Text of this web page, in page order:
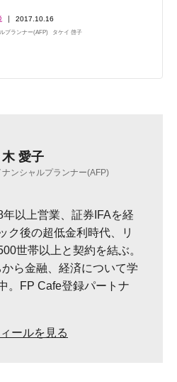
2017.10.16
プランナー(AFP) タケイ 啓子
愛子
ナンシャルプランナー(AFP)
以上営業、証券IFAを経
ク後の超低金利時代、リ
世帯以上と契約を結ぶ。
ら金融、経済について学
。FP Cafe登録パートナ
ールを見る